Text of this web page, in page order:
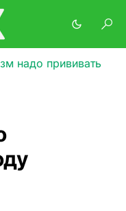
надо прививать